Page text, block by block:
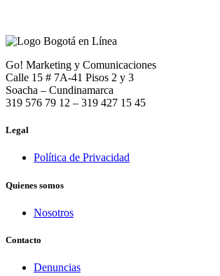
Go! Marketing y Comunicaciones
Calle 15 # 7A-41 Pisos 2 y 3
Soacha – Cundinamarca
319 576 79 12 – 319 427 15 45
Legal
Política de Privacidad
Quienes somos
Nosotros
Contacto
Denuncias